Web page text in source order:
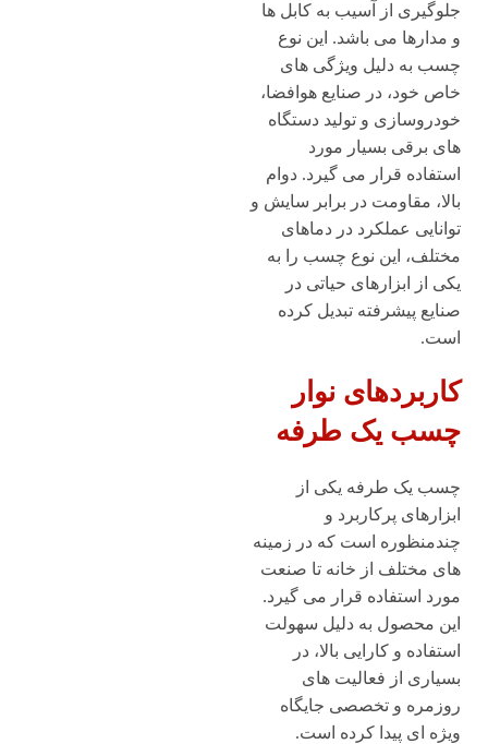
جلوگیری از آسیب به کابل ها
و مدارها می باشد. این نوع
چسب به دلیل ویژگی های
خاص خود، در صنایع هوافضا،
خودروسازی و تولید دستگاه
های برقی بسیار مورد
استفاده قرار می گیرد. دوام
بالا، مقاومت در برابر سایش و
توانایی عملکرد در دماهای
مختلف، این نوع چسب را به
یکی از ابزارهای حیاتی در
صنایع پیشرفته تبدیل کرده
است.
کاربردهای نوار
چسب یک ‌طرفه
چسب یک طرفه یکی از
ابزارهای پرکاربرد و
چندمنظوره است که در زمینه
های مختلف از خانه تا صنعت
مورد استفاده قرار می گیرد.
این محصول به دلیل سهولت
استفاده و کارایی بالا، در
بسیاری از فعالیت های
روزمره و تخصصی جایگاه
ویژه ای پیدا کرده است.